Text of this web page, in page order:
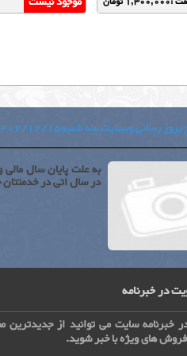
رسانی وبسایت سه شنبه1402/12/15
به علت پایان سال
در سال اتی در
در خبرنامه
خبرنامه سایت می توانید از
های ویژه با خبر شوید.